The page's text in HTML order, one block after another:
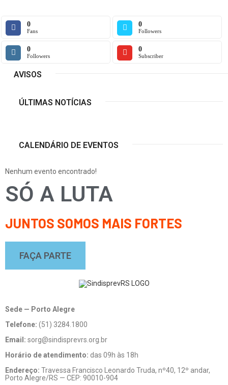
0
Fans
0
Followers
0
Followers
0
Subscriber
AVISOS
ÚLTIMAS NOTÍCIAS
CALENDÁRIO DE EVENTOS
Nenhum evento encontrado!
SÓ A LUTA
JUNTOS SOMOS MAIS FORTES
FAÇA PARTE
Sede — Porto Alegre
Telefone: (51) 3284.1800
Email: sorg@sindisprevrs.org.br
Horário de atendimento: das 09h às 18h
Endereço: Travessa Francisco Leonardo Truda, nº40, 12º andar,
Porto Alegre/RS — CEP: 90010-904